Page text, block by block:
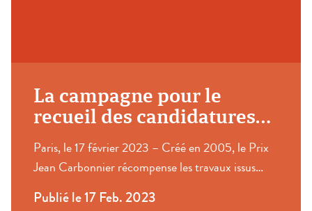
La campagne pour le
recueil des candidatures
des prix Jean Carbonnier et
Vendôme 2023 est lancée
Paris, le 17 février 2023 – Créé en 2005, le Prix
Jean Carbonnier récompense les travaux issus
droit ou la justice, quelle que soit la discipline des
Publié le 17 Feb. 2023